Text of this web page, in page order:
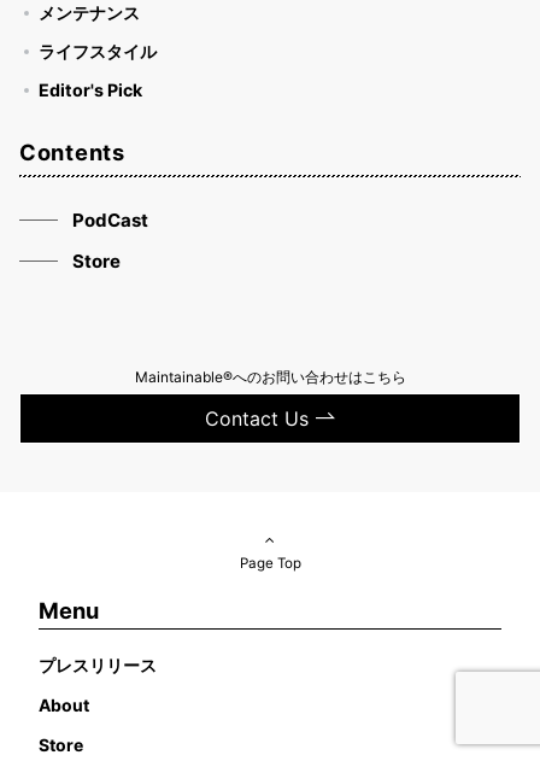
メンテナンス
ライフスタイル
Editor's Pick
Contents
PodCast
Store
Maintainable®へのお問い合わせはこちら
Contact Us
Page Top
Menu
プレスリリース
About
Store